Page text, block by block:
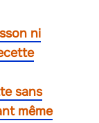
ni
sans
même